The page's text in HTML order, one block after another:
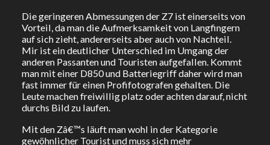
Die geringeren Abmessungen der Z7 ist einerseits von
Vorteil, da man die Aufmerksamkeit von Langfingern
auf sich zieht, andererseits aber auch von Nachteil.
Mir ist ein deutlicher Unterschied im Umgang der
anderen Passanten und Touristen aufgefallen. Kommt
man mit einer D850 und Batteriegriff daher wird man
fast immer für einen Profifotografen gehalten. Die
Leute machen freiwillig platz oder achten darauf, nicht
durchs Bild zu laufen.
Mit den Zâ€™s läuft man wohl in der Kategorie
gewöhnlicher Tourist und muss sich mehr